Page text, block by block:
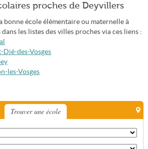
proches de Deyvillers
bonne école élémentaire ou maternelle à
les listes des villes proches via ces liens :
Dié-des-Vosges
les-Vosges
Trouver une école